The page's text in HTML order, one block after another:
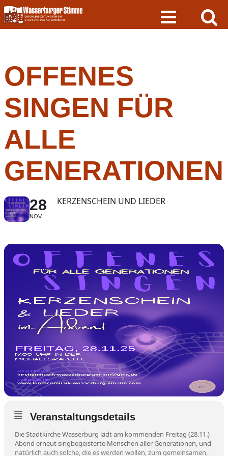
Skip
to
content
OFFENES
SINGEN FÜR
ALLE
GENERATIONEN
28
NOV
KERZENSCHEIN UND LIEDER
Veranstaltungsdetails
Die Stadtkirche Wasserburg lädt am kommenden Freitag (28.11.)
Abend erneut singbegeisterte Menschen aller Generationen, und
natürlich auch solche, die es werden wollen, zum gemeinsamen,